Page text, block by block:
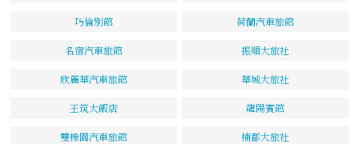
巧倫別館 荷蘭汽車旅館
名宿汽車旅館 振順大旅社
欣麗華汽車旅館 華城大旅社
王筑大飯店 龍陽賓館
雙橡園汽車旅館 楠都大旅社